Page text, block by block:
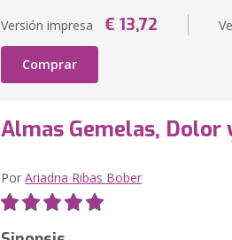
Versión impresa € 13,72
Comprar
Almas Gemelas, Dolor
PorAriadna Ribas Bober